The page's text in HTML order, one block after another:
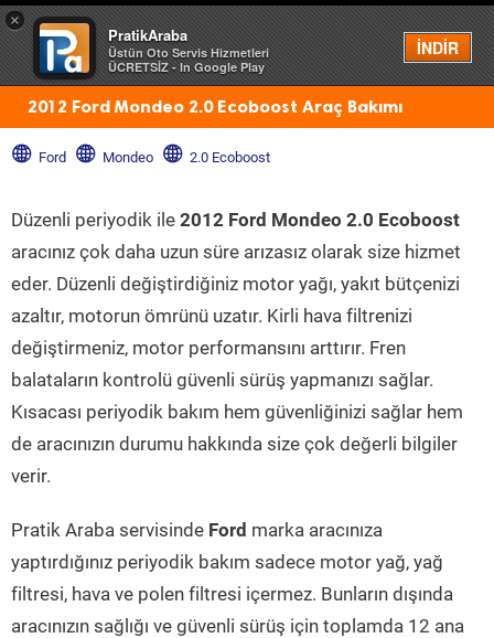
×
PratikAraba
Üstün Oto Servis Hizmetleri
ÜCRETSİZ - In Google Play
İNDİR
Menü
2012 Ford Mondeo 2.0 Ecoboost Araç Bakımı
Ford Mondeo 2.0 Ecoboost
Düzenli periyodik ile 2012 Ford Mondeo 2.0 Ecoboost
aracınız çok daha uzun süre arızasız olarak size hizmet
eder. Düzenli değiştirdiğiniz motor yağı, yakıt bütçenizi
azaltır, motorun ömrünü uzatır. Kirli hava filtrenizi
değiştirmeniz, motor performansını arttırır. Fren
balataların kontrolü güvenli sürüş yapmanızı sağlar.
Kısacası periyodik bakım hem güvenliğinizi sağlar hem
de aracınızın durumu hakkında size çok değerli bilgiler
verir.
Pratik Araba servisinde Ford marka aracınıza
yaptırdığınız periyodik bakım sadece motor yağ, yağ
filtresi, hava ve polen filtresi içermez. Bunların dışında
aracınızın sağlığı ve güvenli sürüş için toplamda 12 ana